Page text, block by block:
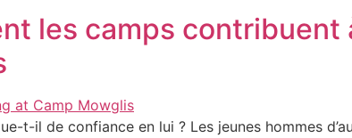
les camps
t-il de confiance en lui ? Les jeunes hommes